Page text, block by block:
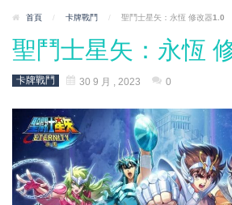
首頁 / 卡牌戰鬥 / 聖鬥士星矢：永恆 修改器1.0
聖鬥士星矢：永恆
卡牌戰鬥 30 9 月 , 2023 0